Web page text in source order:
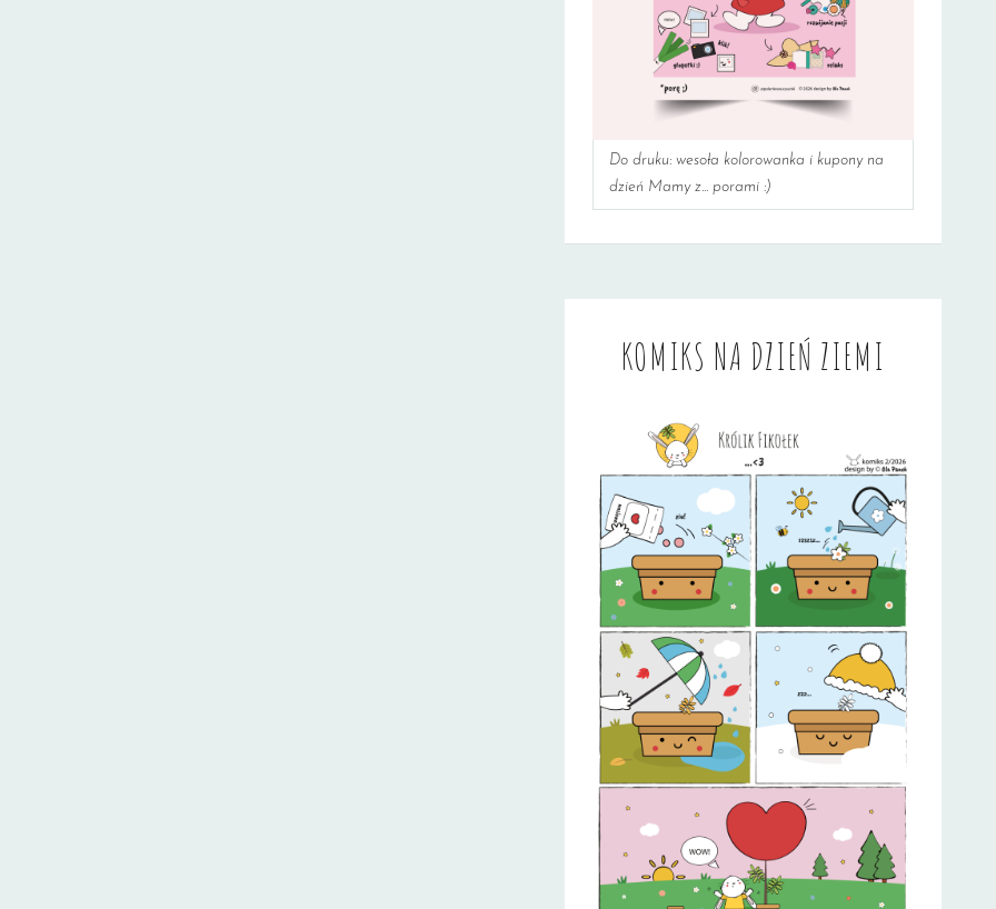
Do druku: wesoła kolorowanka i kupony na
dzień Mamy z... porami :)
KOMIKS NA DZIEŃ ZIEMI